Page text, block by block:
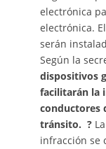
electrónica
electrónica.
serán
Según la
dispositivos
facilitarán la
conductores
tránsito. ?La
infracción se